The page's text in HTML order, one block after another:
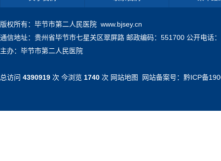
版权所有：毕节市第二人民医院 www.bjsey.cn
通信地址：贵州省毕节市七星关区翠屏路 邮政编码：551700 公开电
主办：毕节市第二人民医院
总访问 4390919 次 今浏览 1740 次 网站地图 网站备案号： 黔ICP备